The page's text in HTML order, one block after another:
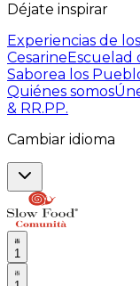
Déjate inspirar
Experiencias de
CesarineEscuelad
Saborea los
Quiénes somos
& RR.PP.
Cambiar idioma
1